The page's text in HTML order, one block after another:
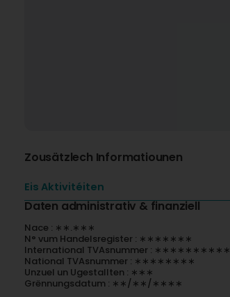
Zousätzlech Informatiounen
Eis Aktivitéiten
Daten administrativ & finanziell
Nace : ∗∗.∗∗∗
N° vum Handelsregister : ∗∗∗∗∗∗∗
International TVAsnummer : ∗∗∗∗∗∗∗∗∗∗
National TVAsnummer : ∗∗∗∗∗∗∗∗
Unzuel un Ugestallten : ∗∗∗
Grënnungsdatum : ∗∗/∗∗/∗∗∗∗